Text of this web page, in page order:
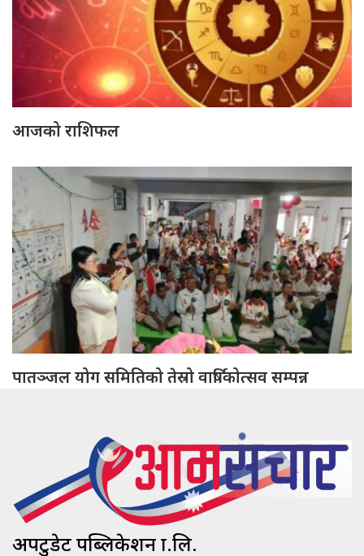
आजको राशिफल
पातञ्जल योग समितिको तेस्रो वार्षिकोत्सव सम्पन्न
अपटुडेट पब्लिकेशन प्रा.लि.